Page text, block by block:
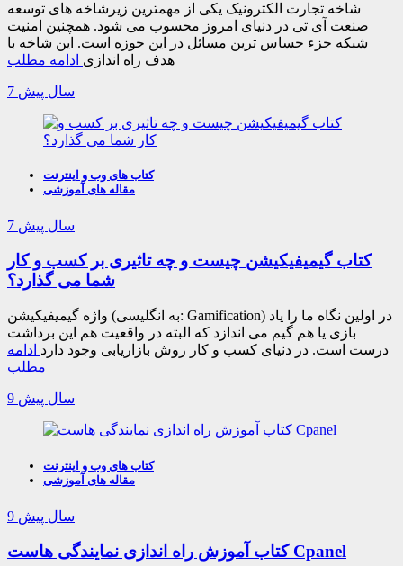
شاخه تجارت الکترونیک یکی از مهمترین زیرشاخه های توسعه
صنعت آی تی در دنیای امروز محسوب می شود. همچنین امنیت
شبکه جزء حساس ترین مسائل در این حوزه است. این شاخه با
هدف راه اندازی ادامه مطلب
7 سال پیش
کتاب های وب و اینترنت
مقاله های آموزشی
7 سال پیش
کتاب گیمیفیکیشن چیست و چه تاثیری بر کسب و کار
شما می گذارد؟
واژه گیمیفیکیشن (به انگلیسی: Gamification) در اولین نگاه ما را یاد
بازی یا هم گیم می اندازد که البته در واقعیت هم این برداشت
درست است. در دنیای کسب و کار روش بازاریابی وجود دارد ادامه
مطلب
9 سال پیش
کتاب های وب و اینترنت
مقاله های آموزشی
9 سال پیش
کتاب آموزش راه اندازی نمایندگی هاست Cpanel